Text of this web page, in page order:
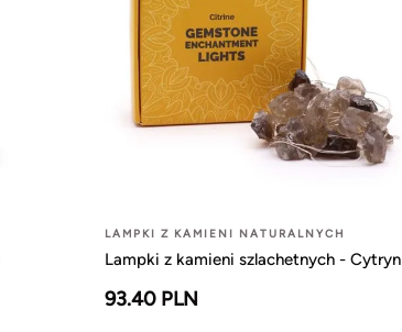
LAMPKI Z KAMIENI NATURALNYCH
Lampki z kamieni szlachetnych - Cytryn
93.40 PLN